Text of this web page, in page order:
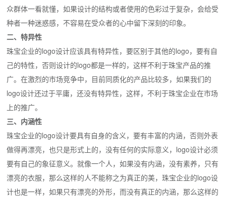
众群体一看就懂，如果设计的结构或者使用的色彩过于复杂，会给受
种者一种迷惑感，不容易在受众者的心中留下深刻的印象。
二、特异性
珠宝企业的logo设计应该具有特异性，要区别于其他的logo，要有自
己的特性，否则设计的logo都是一样的，这样不利于珠宝产品的推
广。在激烈的市场竞争中，目前同质化的产品比较多，如果我们的
logo设计还过于平庸，还没有特异性，这样，不利于珠宝企业在市场
上的推广。
三、内涵性
珠宝企业的logo设计要具有自身的含义，要有丰富的内涵，否则外表
做得再漂亮，也只是形式上的，没有任何的实际意义，logo设计必须
要有自己的象征意义。就像一个人，如果没有内涵，没有素养，只有
漂亮的衣服，那么这样的人不能称之为真正的美，珠宝企业的logo设
计也是一样，如果只有漂亮的外形，而没有真正的内涵，那么这样的